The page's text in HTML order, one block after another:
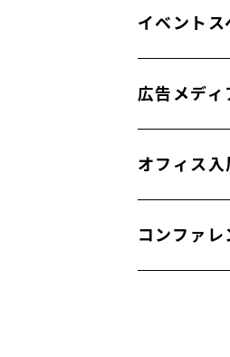
OIMACHI
イベント
一般社団法人
広告メディ
株式会社ジェ
オフィス
OIMACHI
コンファ